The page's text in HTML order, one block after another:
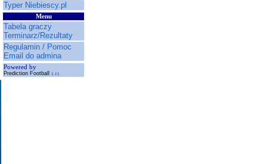
Typer Niebiescy.pl
Menu
Tabela graczy
Terminarz/Rezultaty
Regulamin / Pomoc
Email do admina
Powered by
Prediction Football 1.11